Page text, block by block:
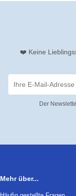
❤️ Keine
Der
Mehr über...